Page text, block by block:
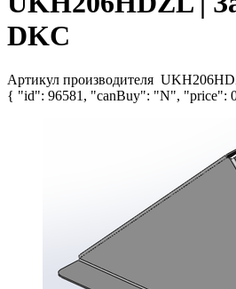
DKC
Артикул производителя
{ "id": 96581, "canBuy": "N", "price":